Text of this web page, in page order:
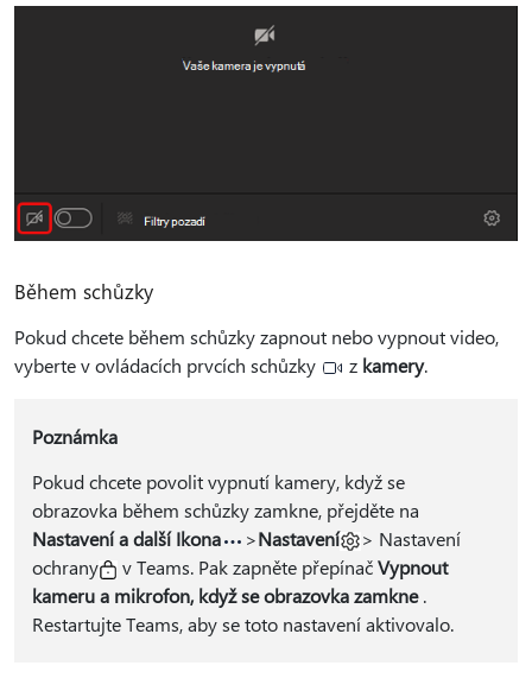
Během schůzky
Pokud chcete během schůzky zapnout nebo vypnout video,
vyberte v ovládacích prvcích schůzky
z kamery.
Poznámka
Pokud chcete povolit vypnutí kamery, když se
obrazovka během schůzky zamkne, přejděte na
Nastavení a další Ikona
>Nastavení
> Nastavení
ochrany
v Teams. Pak zapněte přepínačVypnout
kameru a mikrofon, když se obrazovka zamkne.
Restartujte Teams, aby se toto nastavení aktivovalo.